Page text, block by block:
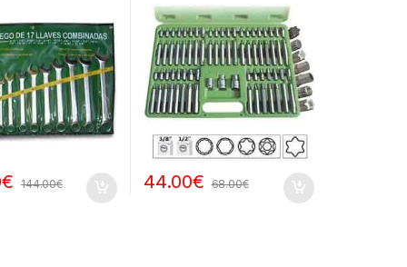
€ 144.00€ 44.00€ 68.00€